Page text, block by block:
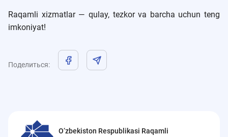
Raqamli xizmatlar — qulay, tezkor va barcha uchun teng
imkoniyat!
Поделиться:
O‘zbekiston Respublikasi Raqamli